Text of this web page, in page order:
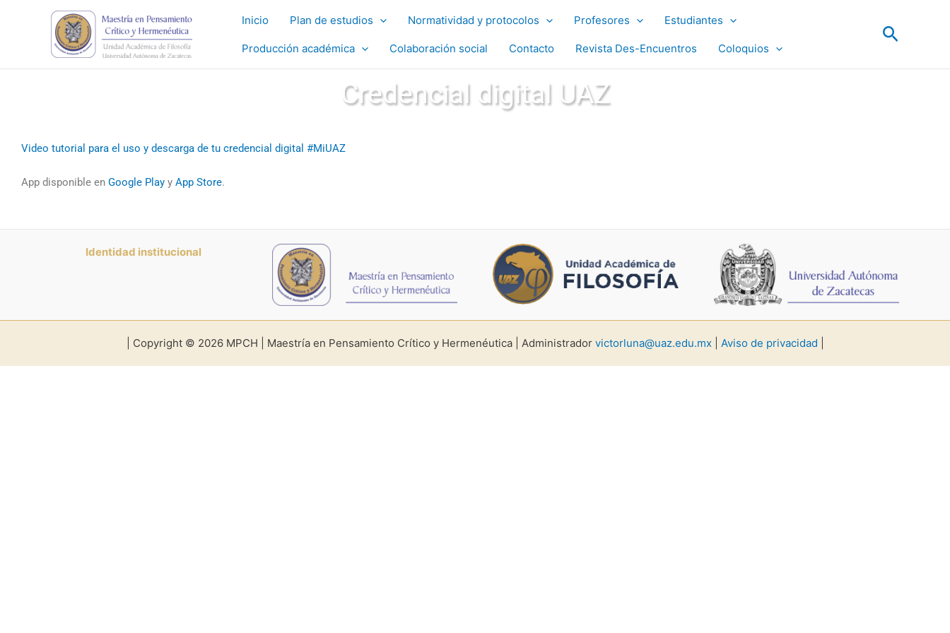
Inicio Plan de estudios Normatividad y protocolos Profesores Estudiantes
Producción académica Colaboración social Contacto Revista Des-Encuentros Coloquios
Buscar
Credencial digital UAZ
Video tutorial para el uso y descarga de tu credencial digital #MiUAZ
App disponible en Google Play y App Store.
Identidad institucional
| Copyright © 2026 MPCH | Maestría en Pensamiento Crítico y Hermenéutica | Administrador victorluna@uaz.edu.mx Aviso de privacidad